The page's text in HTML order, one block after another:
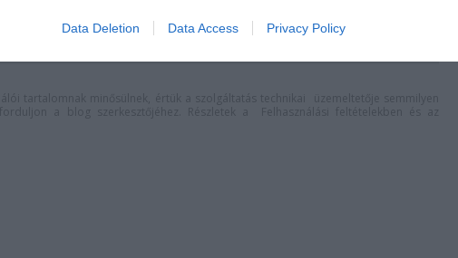
functionality and fraud prevention, and other user protection.
Data Deletion Data Access Privacy Policy